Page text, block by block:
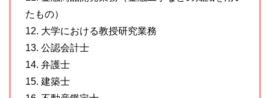
たもの）
12. 大学における教授研究業務
13. 公認会計士
14. 弁護士
15. 建築士